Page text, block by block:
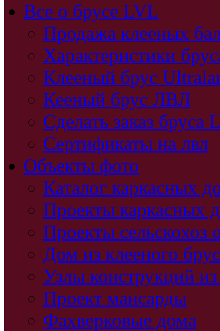
Все о брусе LVL
Продажа клееных
Характеристики
Клееный брус
Кееный брус ЛВЛ
Сделать заказ бруса
Сертификаты на лвл
Объекты фото
Каталог каркасных
Проекты каркасных
Проекты сельскохоз
Дом из клееного
Узлы конструкций
Проект мансарды
Фахверковые дома